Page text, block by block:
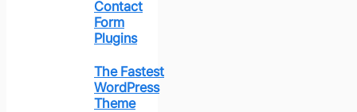
Contact
Form
Plugins
The Fastest
WordPress
Theme